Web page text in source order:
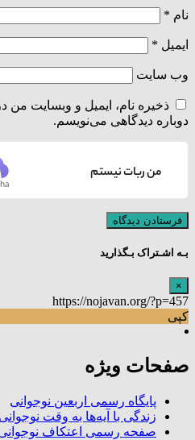
نام *
ایمیل *
وب‌ سایت
ذخیره نام، ایمیل و وبسایت من
دوباره دیدگاهی می‌نویسم.
من ربات نیستم
بـه اشـتراک بـگذارید
×
https://nojavan.org/?p=457
کپی
صفحات ویژه
پایگاه رسمی اربعین نوجوانی
زندگی با آیه‌ها به وقت نوجوانی
صفحه رسمی اعتکاف